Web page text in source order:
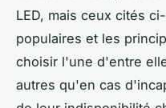
LED, mais ceux cités
populaires et les
choisir l'une d'entre
autres qu'en cas